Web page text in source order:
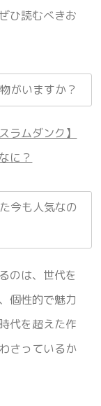
ひ読むべきお
がいますか？
スラムダンク】
に？
今も人気なの
のは、世代を
個性的で魅力
代を超えた作
さっているか